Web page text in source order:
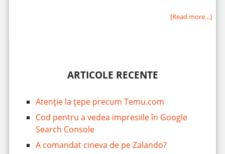
[Read more…]
ARTICOLE RECENTE
Atenție la țepe precum Temu.com
Cod pentru a vedea impresiile în Google
Search Console
A comandat cineva de pe Zalando?